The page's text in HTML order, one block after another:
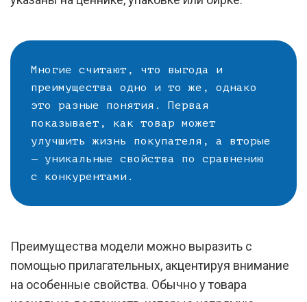
Многие считают, что выгода и
преимущества одно и то же, однако
это разные понятия. Первая
показывает, как товар может
улучшить жизнь покупателя, а вторые
— уникальные свойства по сравнению
с конкурентами.
Преимущества модели можно выразить с
помощью прилагательных, акцентируя внимание
на особенные свойства. Обычно у товара